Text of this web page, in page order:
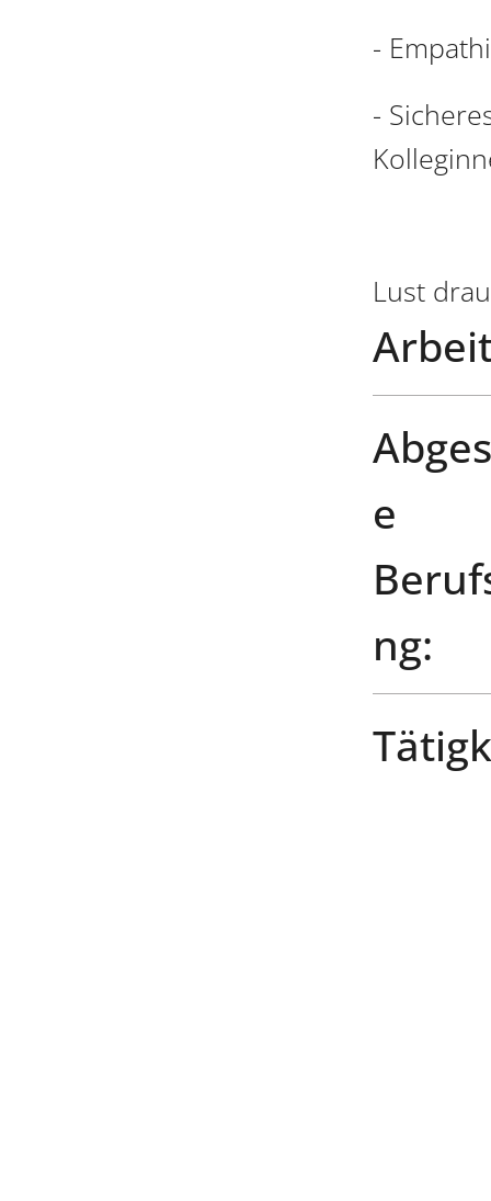
-
-
Lust
e
ng: